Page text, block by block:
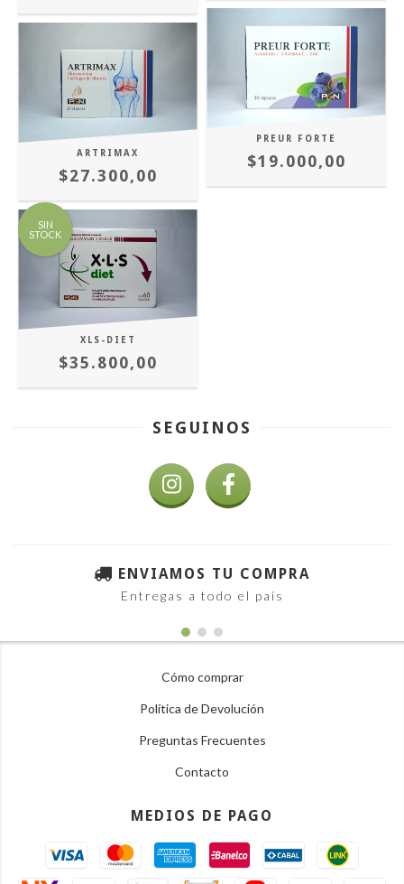
ARTRIMAX
$27.300,00
PREUR FORTE
$19.000,00
SIN
STOCK
XLS-DIET
$35.800,00
SEGUINOS
ENVIAMOS TU COMPRA
Entregas a todo el país
Cómo comprar
Política de Devolución
Preguntas Frecuentes
Contacto
MEDIOS DE PAGO